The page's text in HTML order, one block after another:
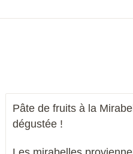
Pâte de fruits à la
dégustée !